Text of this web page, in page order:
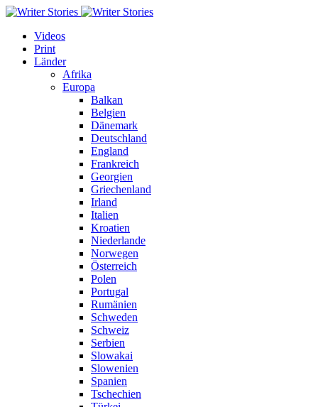
Videos
Print
Länder
Afrika
Europa
Balkan
Belgien
Dänemark
Deutschland
England
Frankreich
Georgien
Griechenland
Irland
Italien
Kroatien
Niederlande
Norwegen
Österreich
Polen
Portugal
Rumänien
Schweden
Schweiz
Serbien
Slowakai
Slowenien
Spanien
Tschechien